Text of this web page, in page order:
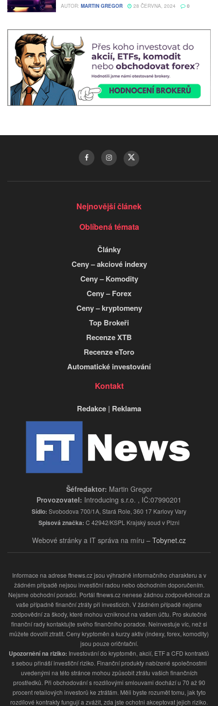
AUTOR: MARTIN GREGOR 28 ČERVNA, 2024 0
Nejnovější článek
Oblíbená témata
Články
Ceny – akciové indexy
Ceny – Komodity
Ceny – Forex
Ceny – kryptomeny
Top Brokeři
Recenze XTB
Recenze eToro
Automatické investování
Kontakt
Redakce | Reklama
Šéfredaktor: Martin Gregor
Provozovatel: Introducing s.r.o. , IČ:07990201
Sídlo: Svobodova 700/1A, Stará Role, 360 17 Karlovy Vary
Spisová značka: C 42942/KSPL Krajský soud v Plzni
Webové stránky a IT správa na míru – Tobynet.cz
Informace na adrese ftnews.cz jsou výhradně informačního charakteru a v
žádném případě nejsou investiční radou nebo obchodním doporučením.
Nejsme obchodní poradci. Portál ftnews.cz nenese žádnou zodpovědnost za
vaše případně finanční ztráty při investicích. V žádném případě nejsme
zodpovědní za škody, které mohou vzniknout na vašem účtu. Pro skutečné
finanční rady kontaktujte svého finančního poradce. Neinvestuje víc, než si
můžete dovolit ztratit. Ceny kryptoměn a kurzy aktiv (indexy, forex, komodity)
jsou pouze oričntační.
Upozornění na riziko: Investování do kryptoměn, akcií, ETF a CFD kontraktů
s sebou přináší investiční riziko. Finanční produkty nabízené společnostmi
uvedenými na této stránce mohou způsobit ztrátu vašich finančních
prostředků. Při obchodování s rozdílovými smlouvami dochází u 70 až 90
procent retailových investorů ke ztrátám. Měli byste rozumět tomu, jak tyto
rozdílové kontrakty fungují a zvážit, zda jste ochotni akceptovat jejich riziko.